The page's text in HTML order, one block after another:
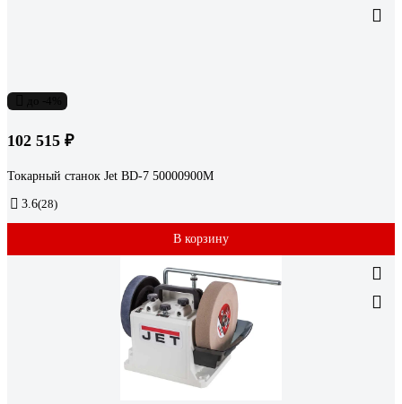
102 515 ₽
Токарный станок Jet BD-7 50000900M
3.6(28)
В корзину